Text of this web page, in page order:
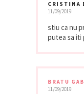
CRISTINA
11/09/2019
stiu ca nu
putea sa iti
BRATU
11/09/2019